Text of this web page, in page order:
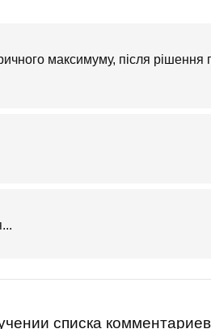
максимуму, після рішення
списка